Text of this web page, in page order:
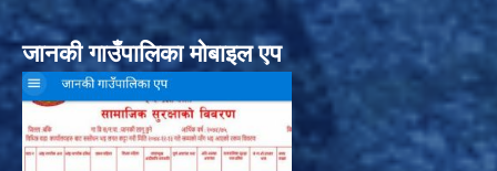
जानकी गाउँपालिका मोबाइल एप